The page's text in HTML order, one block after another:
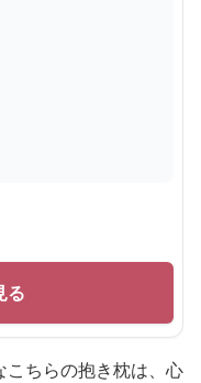
る
ちらの抱き枕は、心